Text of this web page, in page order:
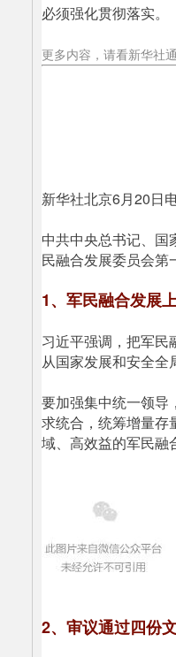
必须强化贯彻落实。
更多内容，请看新华社通
新华社北京6月20日
中共中央总书记、
民融合发展委员会第
1、军民融合发展
习近平强调，把军民
从国家发展和安全全
要加强集中统一领导
求统合，统筹增量存
域、高效益的军民融
2、审议通过四份